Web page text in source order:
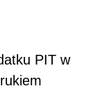
PIT w